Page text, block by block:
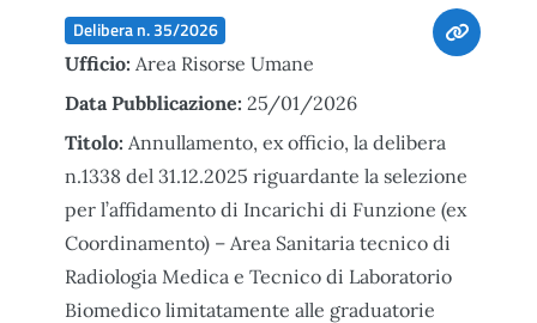
Delibera n. 35/2026
Ufficio: Area Risorse Umane
Data Pubblicazione: 25/01/2026
Titolo: Annullamento, ex officio, la delibera
n.1338 del 31.12.2025 riguardante la selezione
per l’affidamento di Incarichi di Funzione (ex
Coordinamento) – Area Sanitaria tecnico di
Radiologia Medica e Tecnico di Laboratorio
Biomedico limitatamente alle graduatorie